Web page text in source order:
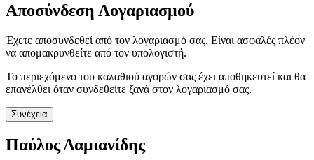
Αποσύνδεση Λογαριασμού
Έχετε αποσυνδεθεί από τον λογαριασμό σας. Είναι ασφαλές πλέον
να απομακρυνθείτε από τον υπολογιστή.
Το περιεχόμενο του καλαθιού αγορών σας έχει αποθηκευτεί και θα
επανέλθει όταν συνδεθείτε ξανά στον λογαριασμό σας.
Συνέχεια
Παύλος Δαμιανίδης